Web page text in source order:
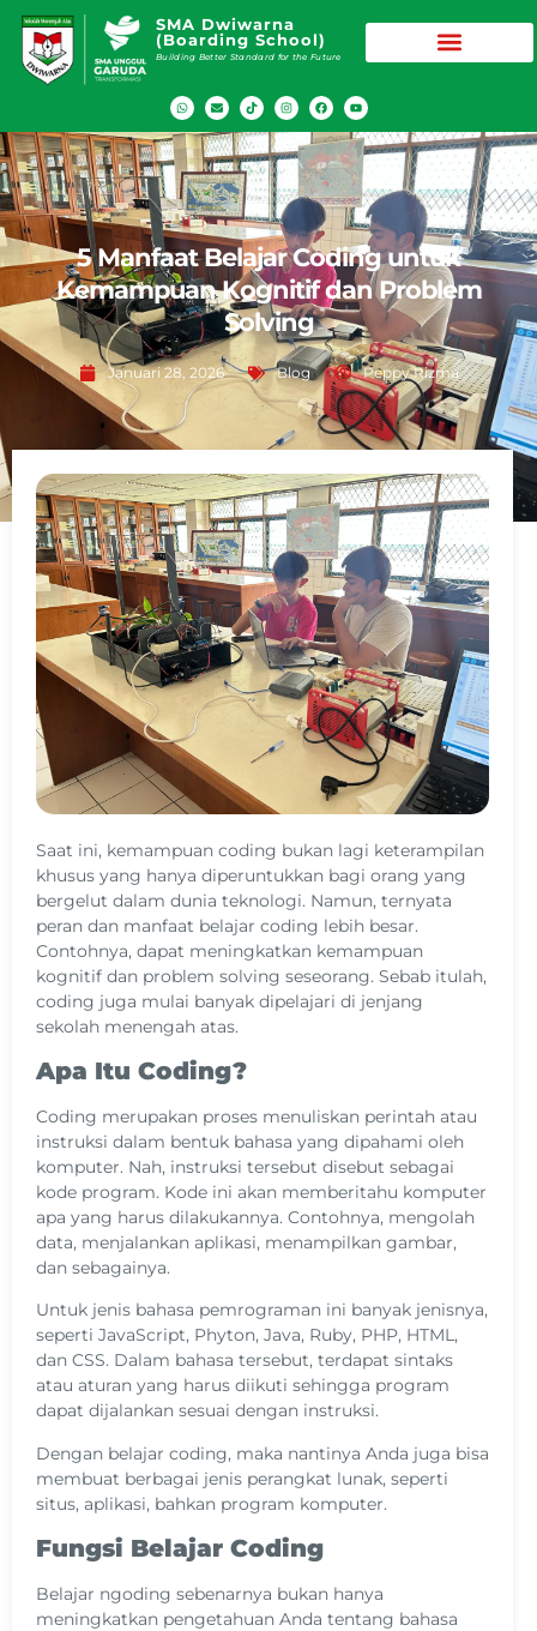
SMA Dwiwarna
(Boarding School)
Building Better Standard for the Future
5 Manfaat Belajar Coding untuk
Kemampuan Kognitif dan Problem
Solving
Januari 28, 2026 Blog Peppy Rizma
Saat ini, kemampuan coding bukan lagi keterampilan
khusus yang hanya diperuntukkan bagi orang yang
bergelut dalam dunia teknologi. Namun, ternyata
peran dan manfaat belajar coding lebih besar.
Contohnya, dapat meningkatkan kemampuan
kognitif dan problem solving seseorang. Sebab itulah,
coding juga mulai banyak dipelajari di jenjang
sekolah menengah atas.
Apa Itu Coding?
Coding merupakan proses menuliskan perintah atau
instruksi dalam bentuk bahasa yang dipahami oleh
komputer. Nah, instruksi tersebut disebut sebagai
kode program. Kode ini akan memberitahu komputer
apa yang harus dilakukannya. Contohnya, mengolah
data, menjalankan aplikasi, menampilkan gambar,
dan sebagainya.
Untuk jenis bahasa pemrograman ini banyak jenisnya,
seperti JavaScript, Phyton, Java, Ruby, PHP, HTML,
dan CSS. Dalam bahasa tersebut, terdapat sintaks
atau aturan yang harus diikuti sehingga program
dapat dijalankan sesuai dengan instruksi.
Dengan belajar coding, maka nantinya Anda juga bisa
membuat berbagai jenis perangkat lunak, seperti
situs, aplikasi, bahkan program komputer.
Fungsi Belajar Coding
Belajar ngoding sebenarnya bukan hanya
meningkatkan pengetahuan Anda tentang bahasa